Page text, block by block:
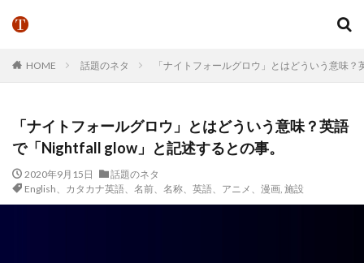
HOME 話題のネタ 「ナイトフォールグロウ」とはどういう意味
「ナイトフォールグロウ」とはどういう意味？英語
で「Nightfall glow」と記述するとの事。
2020年9月15日
話題のネタ
English、カタカナ英語、名前、名称、英語、アニメ、漫画, 施設